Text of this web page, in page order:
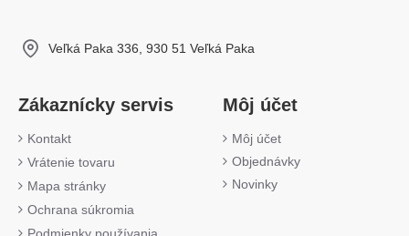
Veľká Paka 336, 930 51 Veľká Paka
Zákaznícky servis
Kontakt
Vrátenie tovaru
Mapa stránky
Ochrana súkromia
Môj účet
Môj účet
Objednávky
Novinky